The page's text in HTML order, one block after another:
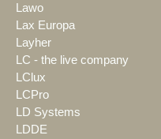
Lawo
Lax Europa
Layher
LC - the live company
LClux
LCPro
LD Systems
LDDE